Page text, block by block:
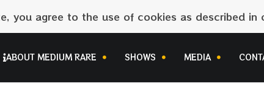
you agree to the use of cookies as described in
ABOUT MEDIUM RARE SHOWS MEDIA